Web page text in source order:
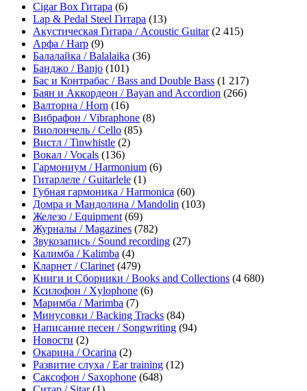
Cigar Box Гитара (6)
Lap & Pedal Steel Гитара (13)
Акустическая Гитара / Acoustic Guitar(2 415)
Арфа / Harp (9)
Балалайка / Balalaika (36)
Банджо / Banjo (101)
Бас и Контрабас / Bass and Double Bass (1 217)
Баян и Аккордеон / Bayan and Accordion (266)
Валторна / Horn (16)
Вибрафон / Vibraphone (8)
Виолончель / Cello (85)
Вистл / Tinwhistle (2)
Вокал / Vocals (136)
Гармониум / Harmonium (6)
Гитарлеле / Guitarlele (1)
Губная гармоника / Harmonica (60)
Домра и Мандолина / Mandolin (103)
Железо / Equipment (69)
Журналы / Magazines (782)
Звукозапись / Sound recording (27)
Калимба / Kalimba (4)
Кларнет / Clarinet (479)
Книги и Сборники / Books and Collections (4 680)
Ксилофон / Xylophone (6)
Маримба / Marimba (7)
Минусовки / Backing Tracks (84)
Написание песен / Songwriting (94)
Новости (2)
Окарина / Ocarina (2)
Развитие слуха / Ear training (12)
Саксофон / Saxophone (648)